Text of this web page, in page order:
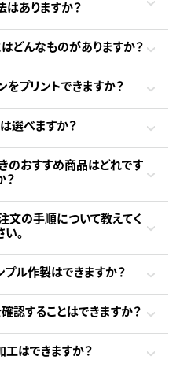
ありますか？
どんなものがありますか？
プリントできますか？
選べますか？
のおすすめ商品はどれです
？
文の手順について教えてく
い。
ル作製はできますか？
認することはできますか？
はできますか？